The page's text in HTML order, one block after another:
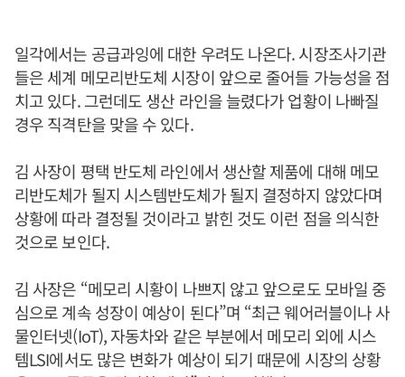
일각에서는 공급과잉에 대한 우려도 나온다. 시장조사기관
들은 세계 메모리반도체 시장이 앞으로 줄어들 가능성을 점
치고 있다. 그런데도 생산 라인을 늘렸다가 업황이 나빠질
경우 직격탄을 맞을 수 있다.
김 사장이 평택 반도체 라인에서 생산할 제품에 대해 메모
리반도체가 될지 시스템반도체가 될지 결정하지 않았다며
상황에 따라 결정될 것이라고 밝힌 것도 이런 점을 의식한
것으로 보인다.
김 사장은 “메모리 시황이 나쁘지 않고 앞으로도 모바일 중
심으로 계속 성장이 예상이 된다”며 “최근 웨어러블이나 사
물인터넷(IoT), 자동차와 같은 부분에서 메모리 외에 시스
템LSI에서도 많은 변화가 예상이 되기 때문에 시장의 상황